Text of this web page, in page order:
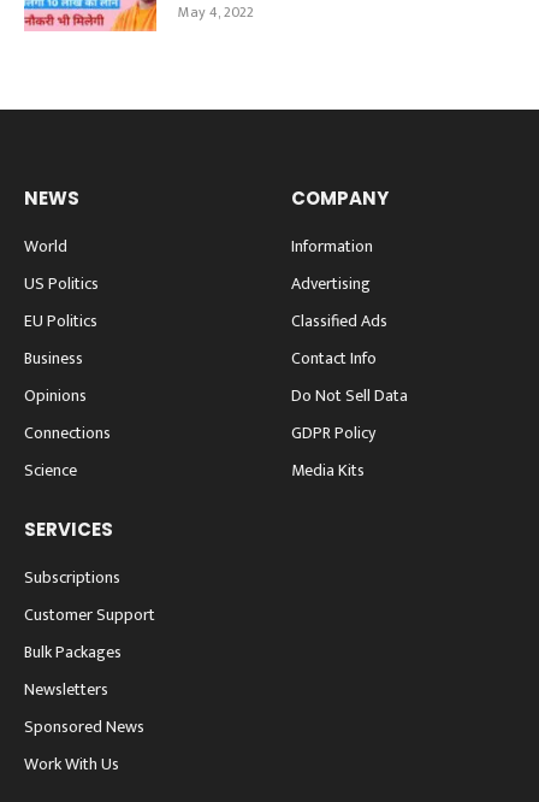
May 4, 2022
NEWS
World
US Politics
EU Politics
Business
Opinions
Connections
Science
COMPANY
Information
Advertising
Classified Ads
Contact Info
Do Not Sell Data
GDPR Policy
Media Kits
SERVICES
Subscriptions
Customer Support
Bulk Packages
Newsletters
Sponsored News
Work With Us